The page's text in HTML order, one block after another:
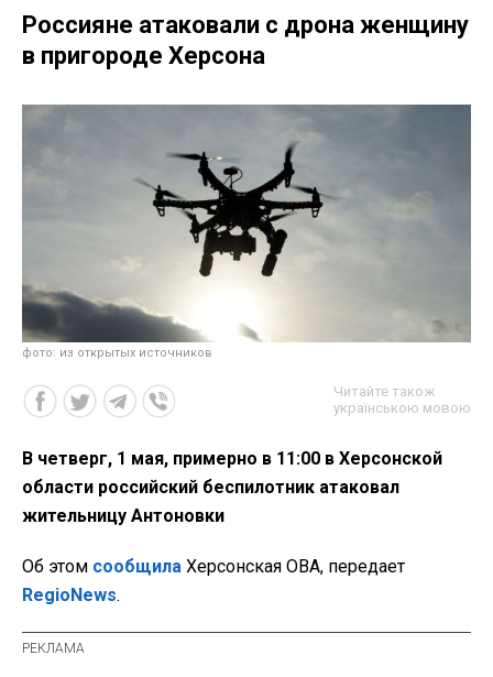
Россияне атаковали с дрона женщину
в пригороде Херсона
фото: из открытых источников
Читайте також
українською мовою
В четверг, 1 мая, примерно в 11:00 в Херсонской
области российский беспилотник атаковал
жительницу Антоновки
Об этом сообщила Херсонская ОВА, передает
RegioNews.